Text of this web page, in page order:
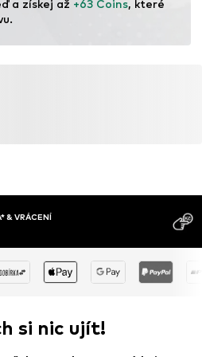
a získej až +63 Coins, které
& VRÁCENÍ
si nic ujít!